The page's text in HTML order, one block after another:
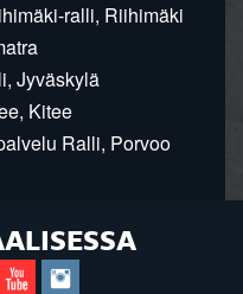
ralli, Riihimäki
Jyväskylä
Kitee
Ralli, Porvoo